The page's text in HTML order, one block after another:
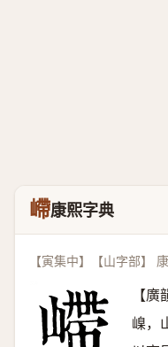
嵽康熙字典
【寅集中】【山字部】
【
嵲，